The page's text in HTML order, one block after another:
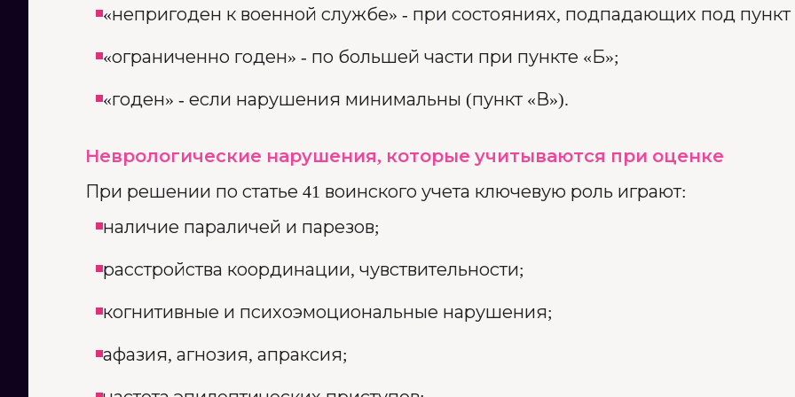
«непригоден к военной службе» - при состояниях, подпадающих под пункт
«ограниченно годен» - по большей части при пункте «Б»;
«годен» - если нарушения минимальны (пункт «В»).
Неврологические нарушения, которые учитываются при оценке
При решении по статье 41 воинского учета ключевую роль играют:
наличие параличей и парезов;
расстройства координации, чувствительности;
когнитивные и психоэмоциональные нарушения;
афазия, агнозия, апраксия;